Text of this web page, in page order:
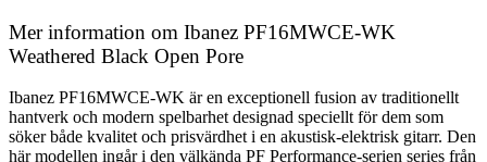
Mer information om Ibanez PF16MWCE-WK
Weathered Black Open Pore
Ibanez PF16MWCE-WK är en exceptionell fusion av traditionellt
hantverk och modern spelbarhet designad speciellt för dem som
söker både kvalitet och prisvärdhet i en akustisk-elektrisk gitarr. Den
här modellen ingår i den välkända PF Performance-serien series från